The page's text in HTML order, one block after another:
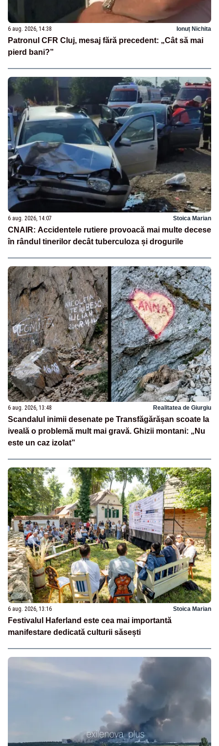
6 aug. 2026, 14:38 Ionuț Nichita
Patronul CFR Cluj, mesaj fără precedent: „Cât să mai
pierd bani?”
6 aug. 2026, 14:07 Stoica Marian
CNAIR: Accidentele rutiere provoacă mai multe decese
în rândul tinerilor decât tuberculoza și drogurile
6 aug. 2026, 13:48 Realitatea de Giurgiu
Scandalul inimii desenate pe Transfăgărășan scoate la
iveală o problemă mult mai gravă. Ghizii montani: „Nu
este un caz izolat”
6 aug. 2026, 13:16 Stoica Marian
Festivalul Haferland este cea mai importantă
manifestare dedicată culturii săsești